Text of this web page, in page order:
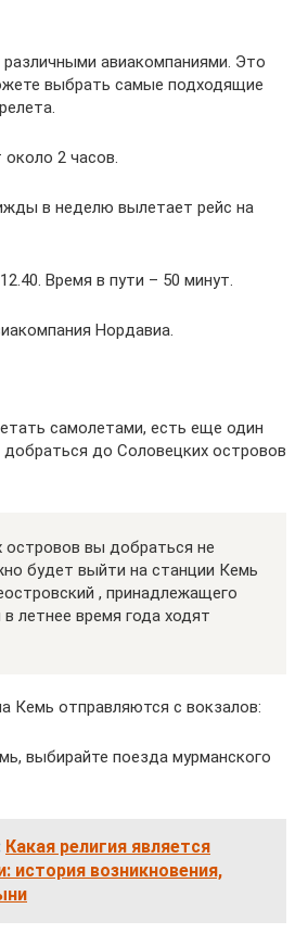
авиакомпаниями. Это
выбрать самые подходящие
2 часов.
в неделю вылетает рейс на
Время в пути – 50 минут.
Нордавиа.
самолетами, есть еще один
добраться до Соловецких островов
островов вы добраться не
будет выйти на станции Кемь
, принадлежащего
летнее время года ходят
Кемь отправляются с вокзалов:
выбирайте поезда мурманского
Какая религия является
история возникновения,